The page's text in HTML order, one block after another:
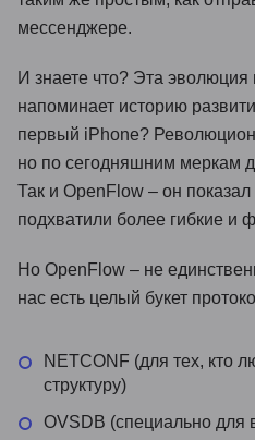
мессенджере.
И знаете что? Эта эволюция
напоминает историю
первый iPhone?
но по сегодняшним меркам
Так и OpenFlow – он
подхватили более гибкие и
Но OpenFlow – не
нас есть целый букет
NETCONF (для тех, кто
структуру)
OVSDB (специально для